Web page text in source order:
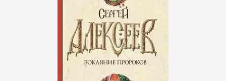
Компьютерное